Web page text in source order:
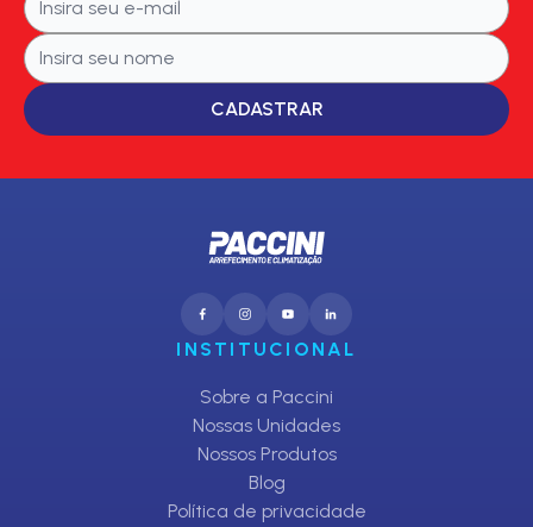
CADASTRAR
INSTITUCIONAL
Sobre a Paccini
Nossas Unidades
Nossos Produtos
Blog
Política de privacidade